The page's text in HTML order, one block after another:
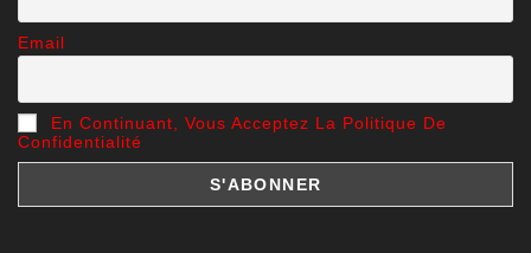
Email
En Continuant, Vous Acceptez La Politique De
Confidentialité